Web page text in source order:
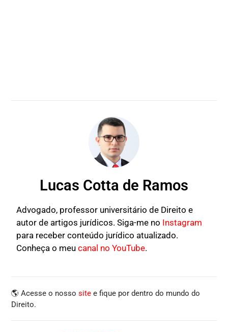
Lucas Cotta de Ramos
Advogado, professor universitário de Direito e
autor de artigos jurídicos. Siga-me no Instagram
para receber conteúdo jurídico atualizado.
Conheça o meucanal no YouTube.
🌎 Acesse o nossosite e fique por dentro do mundo do
Direito.